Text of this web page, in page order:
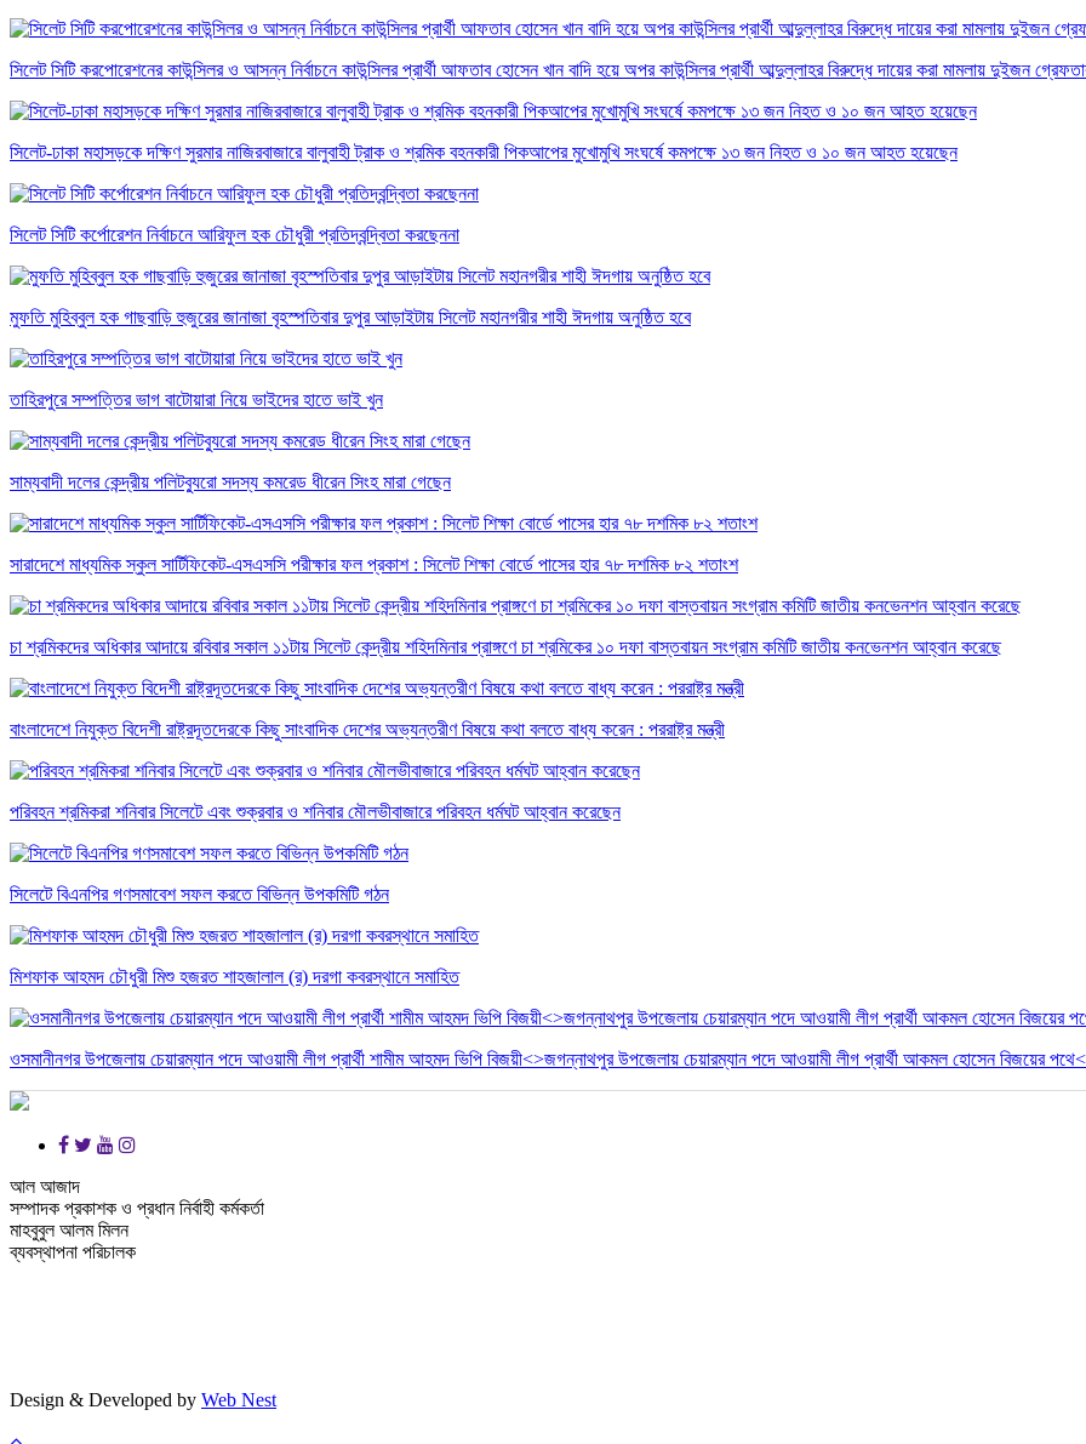
সিলেট সিটি করপোরেশনের কাউন্সিলর ও আসন্ন নির্বাচনে কাউন্সিলর প্রার্থী আফতাব হোসেন খান বাদি হয়ে অপর কাউন্সিলর প্রার্থী আব্দুল্লাহর বিরুদ্ধে দায়ের করা মামলায় দুইজন
সিলেট-ঢাকা মহাসড়কে দক্ষিণ সুরমার নাজিরবাজারে বালুবাহী ট্রাক ও শ্রমিক বহনকারী পিকআপের মুখোমুখি সংঘর্ষে কমপক্ষে ১৩ জন নিহত ও ১০ জন আহত হয়েছেন
সিলেট সিটি কর্পোরেশন নির্বাচনে আরিফুল হক চৌধুরী প্রতিদ্বন্দ্বিতা করছেননা
মুফতি মুহিব্বুল হক গাছবাড়ি হুজুরের জানাজা বৃহস্পতিবার দুপুর আড়াইটায় সিলেট মহানগরীর শাহী ঈদগায় অনুষ্ঠিত হবে
তাহিরপুরে সম্পত্তির ভাগ বাটোয়ারা নিয়ে ভাইদের হাতে ভাই খুন
সাম্যবাদী দলের কেন্দ্রীয় পলিটব্যুরো সদস্য কমরেড ধীরেন সিংহ মারা গেছেন
সারাদেশে মাধ্যমিক স্কুল সার্টিফিকেট-এসএসসি পরীক্ষার ফল প্রকাশ : সিলেট শিক্ষা বোর্ডে পাসের হার ৭৮ দশমিক ৮২ শতাংশ
চা শ্রমিকদের অধিকার আদায়ে রবিবার সকাল ১১টায় সিলেট কেন্দ্রীয় শহিদমিনার প্রাঙ্গণে চা শ্রমিকের ১০ দফা বাস্তবায়ন সংগ্রাম কমিটি জাতীয় কনভেনশন আহ্বান করেছে
বাংলাদেশে নিযুক্ত বিদেশী রাষ্ট্রদূতদেরকে কিছু সাংবাদিক দেশের অভ্যন্তরীণ বিষয়ে কথা বলতে বাধ্য করেন : পররাষ্ট্র মন্ত্রী
পরিবহন শ্রমিকরা শনিবার সিলেটে এবং শুক্রবার ও শনিবার মৌলভীবাজারে পরিবহন ধর্মঘট আহ্বান করেছেন
সিলেটে বিএনপির গণসমাবেশ সফল করতে বিভিন্ন উপকমিটি গঠন
মিশফাক আহমদ চৌধুরী মিশু হজরত শাহজালাল (র) দরগা কবরস্থানে সমাহিত
ওসমানীনগর উপজেলায় চেয়ার‌ম্যান পদে আওয়ামী লীগ প্রার্থী শামীম আহমদ ভিপি বিজয়ী<>জগন্নাথপুর উপজেলায় চেয়ার‌ম্যান পদে আওয়ামী লীগ প্রার্থী আকমল হোসেন বিজয়ের
আল আজাদ
সম্পাদক প্রকাশক ও প্রধান নির্বাহী কর্মকর্তা
মাহবুবুল আলম মিলন
ব্যবস্থাপনা পরিচালক
Design & Developed by Web Nest